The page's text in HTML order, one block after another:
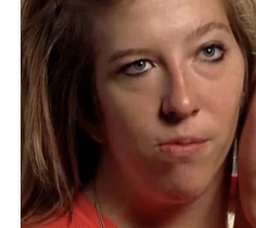
400 g Hammelfleisch
1 große Zwiebel
1/2 Knoblauchzehe
50 g Margarine
Fett oder Öl
Salz
750 g Grünkohl
1 Prise Zucker